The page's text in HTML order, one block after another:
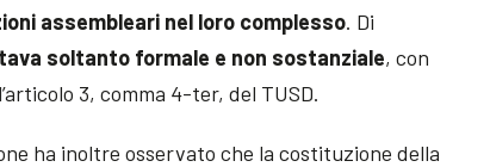
assembleari nel loro complesso. Di
soltanto formale e non sostanziale, con
3, comma 4-ter, del TUSD.
ha inoltre osservato che la costituzione della